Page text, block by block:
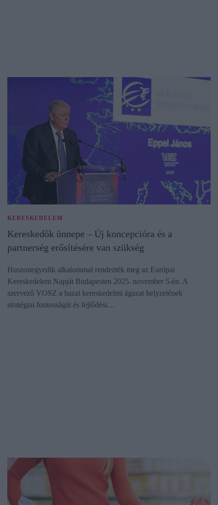
KERESKEDELEM
Kereskedők ünnepe – Új koncepcióra és a
partnerség erősítésére van szükség
Huszonegyedik alkalommal rendezték meg az Európai
Kereskedelem Napját Budapesten 2025. november 5-én. A
szervező VOSZ a hazai kereskedelmi ágazat helyzetének
stratégiai fontosságát és fejlődési…